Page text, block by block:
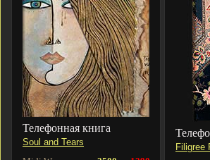
Телефонная книга
Soul and Tears
Filigree